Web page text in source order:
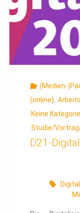
(Medien-
(online),
Keine Kategorie
Studie/
D21-